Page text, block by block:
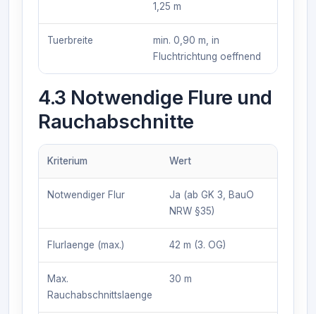
1,25 m
Tuerbreite
min. 0,90 m, in
Fluchtrichtung oeffnend
4.3 Notwendige Flure und
Rauchabschnitte
Kriterium Wert
Notwendiger Flur
Ja (ab GK 3, BauO
NRW §35)
Flurlaenge (max.) 42 m (3. OG)
Max.
Rauchabschnittslaenge
30 m